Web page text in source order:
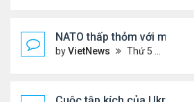
NATO thấp thỏm với mối
byVietNews Thứ 5 Tháng 6 05, 2025 5:51 pm